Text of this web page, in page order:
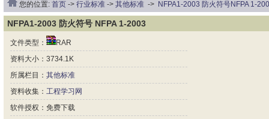
您的位置: 首页 -> 行业标准 -> 其他标准 -> NFPA1-2003 防火符号NFPA 1-
NFPA1-2003 防火符号 NFPA 1-2003
文件类型：
RAR
资料大小：3734.1K
所属栏目： 其他标准
资料收集： 工程学习网
软件授权：免费下载